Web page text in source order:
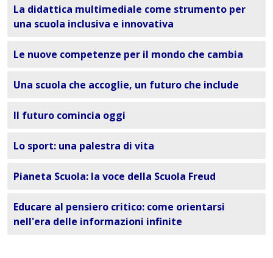
La didattica multimediale come strumento per
una scuola inclusiva e innovativa
Le nuove competenze per il mondo che cambia
Una scuola che accoglie, un futuro che include
Il futuro comincia oggi
Lo sport: una palestra di vita
Pianeta Scuola: la voce della Scuola Freud
Educare al pensiero critico: come orientarsi
nell'era delle informazioni infinite